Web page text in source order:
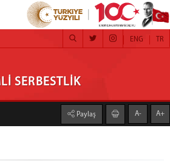
SERBESTLİK
SERBESTLİK
TR
ENG
Paylaş A- A+